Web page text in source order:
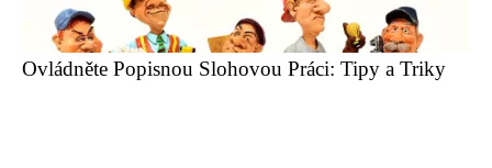
Ovládněte Popisnou Slohovou Práci: Tipy a Triky